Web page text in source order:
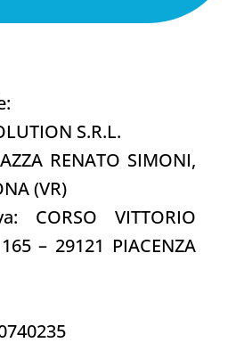
S.R.L.
RENATO SIMONI,
(VR)
CORSO VITTORIO
– 29121 PIACENZA